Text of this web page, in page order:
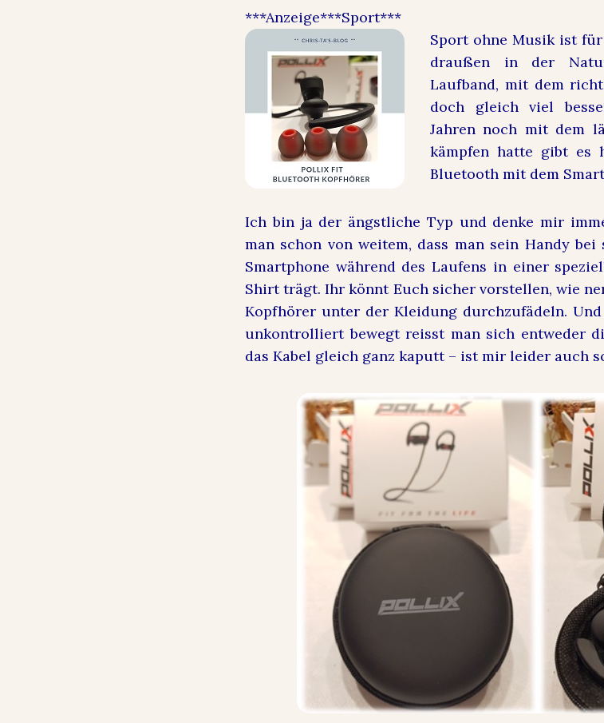
***Anzeige***Sport***
Sport ohne Musik ist
draußen in der
Laufband, mit dem
doch gleich viel
Jahren noch mit dem
kämpfen hatte gibt es
Bluetooth mit dem
Ich bin ja der ängstliche Typ und denke mir
man schon von weitem, dass man sein Handy
Smartphone während des Laufens in einer
Shirt trägt. Ihr könnt Euch sicher vorstellen, wie
Kopfhörer unter der Kleidung durchzufädeln.
unkontrolliert bewegt reisst man sich entweder
das Kabel gleich ganz kaputt – ist mir leider auch